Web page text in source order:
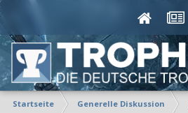
Startseite Generelle Diskussion